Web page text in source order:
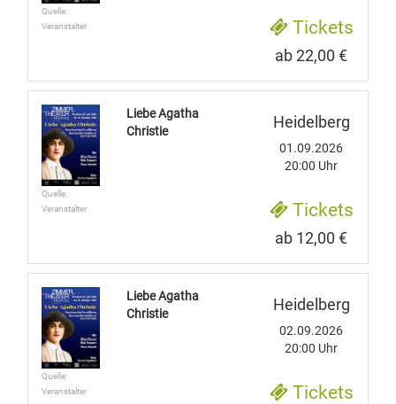
Quelle:
Veranstalter
Tickets
ab 22,00 €
Quelle:
Veranstalter
Liebe Agatha
Christie
Heidelberg
01.09.2026
20:00 Uhr
Tickets
ab 12,00 €
Quelle:
Veranstalter
Liebe Agatha
Christie
Heidelberg
02.09.2026
20:00 Uhr
Tickets